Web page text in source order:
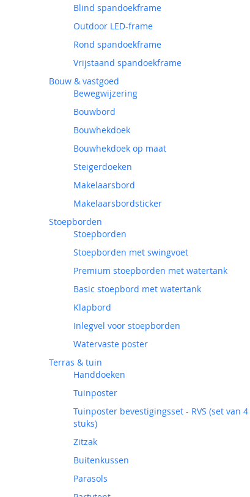
Blind spandoekframe
Outdoor LED-frame
Rond spandoekframe
Vrijstaand spandoekframe
Bouw & vastgoed
Bewegwijzering
Bouwbord
Bouwhekdoek
Bouwhekdoek op maat
Steigerdoeken
Makelaarsbord
Makelaarsbordsticker
Stoepborden
Stoepborden
Stoepborden met swingvoet
Premium stoepborden met watertank
Basic stoepbord met watertank
Klapbord
Inlegvel voor stoepborden
Watervaste poster
Terras & tuin
Handdoeken
Tuinposter
Tuinposter bevestigingsset - RVS (set van 4
stuks)
Zitzak
Buitenkussen
Parasols